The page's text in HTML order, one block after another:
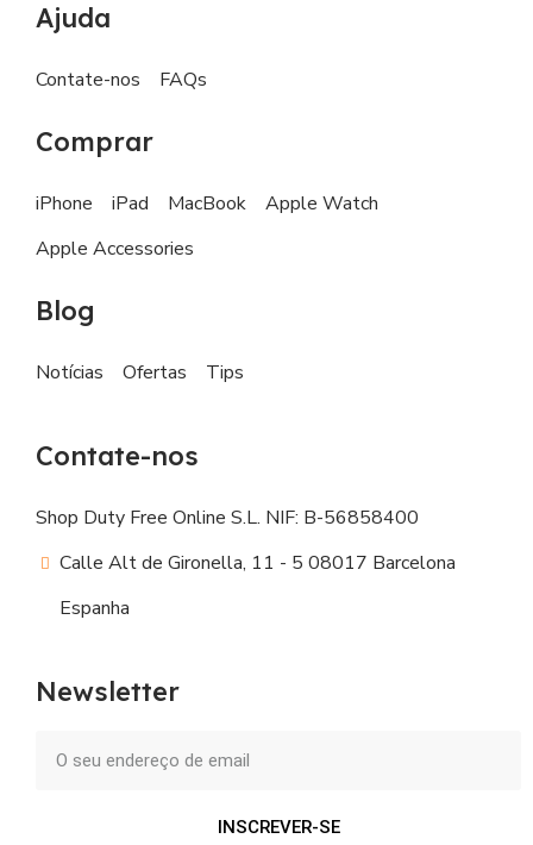
Ajuda
Contate-nos FAQs
Comprar
iPhone iPad MacBook
Apple Watch
Apple Accessories
Blog
Notícias Ofertas Tips
Contate-nos
Shop Duty Free Online S.L. NIF: B-56858400
Calle Alt de Gironella, 11 - 5 08017 Barcelona
Espanha
Newsletter
INSCREVER-SE